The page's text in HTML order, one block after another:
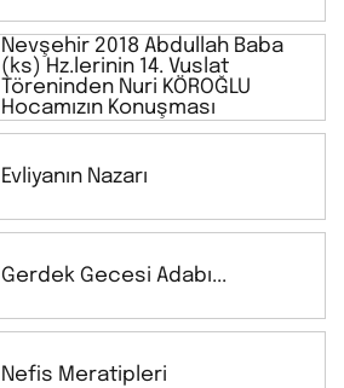
Nevşehir 2018 Abdullah Baba
(ks) Hz.lerinin 14. Vuslat
Töreninden Nuri KÖROĞLU
Hocamızın Konuşması
Evliyanın Nazarı
Gerdek Gecesi Adabı...
Nefis Meratipleri